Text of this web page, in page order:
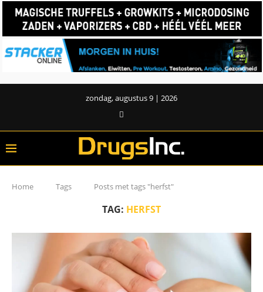
zondag, augustus 9 | 2026
Home Tags Posts met tags "herfst"
TAG: HERFST